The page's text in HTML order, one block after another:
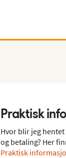
Praktisk
Hvor blir jeg
og betaling? Her
Praktisk